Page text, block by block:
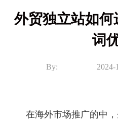
外贸独立站如何
词
By: 2024-
在海外市场推广的中，